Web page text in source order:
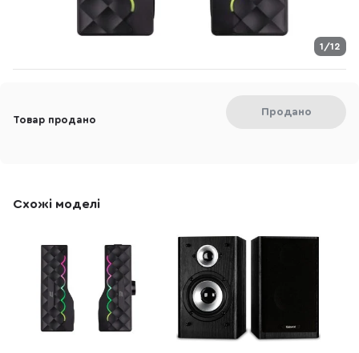
1/12
Товар продано
Продано
Схожі моделі